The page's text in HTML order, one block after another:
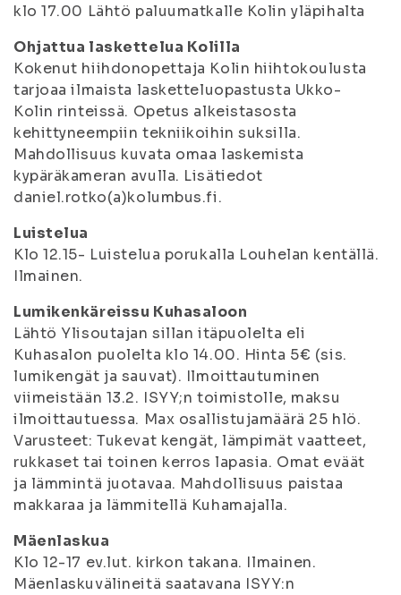
klo 17.00 Lähtö paluumatkalle Kolin yläpihalta
Ohjattua laskettelua Kolilla
Kokenut hiihdonopettaja Kolin hiihtokoulusta
tarjoaa ilmaista lasketteluopastusta Ukko-
Kolin rinteissä. Opetus alkeistasosta
kehittyneempiin tekniikoihin suksilla.
Mahdollisuus kuvata omaa laskemista
kypäräkameran avulla. Lisätiedot
daniel.rotko(a)kolumbus.fi.
Luistelua
Klo 12.15- Luistelua porukalla Louhelan kentällä.
Ilmainen.
Lumikenkäreissu Kuhasaloon
Lähtö Ylisoutajan sillan itäpuolelta eli
Kuhasalon puolelta klo 14.00. Hinta 5€ (sis.
lumikengät ja sauvat). Ilmoittautuminen
viimeistään 13.2. ISYY;n toimistolle, maksu
ilmoittautuessa. Max osallistujamäärä 25 hlö.
Varusteet: Tukevat kengät, lämpimät vaatteet,
rukkaset tai toinen kerros lapasia. Omat eväät
ja lämmintä juotavaa. Mahdollisuus paistaa
makkaraa ja lämmitellä Kuhamajalla.
Mäenlaskua
Klo 12-17 ev.lut. kirkon takana. Ilmainen.
Mäenlaskuvälineitä saatavana ISYY:n